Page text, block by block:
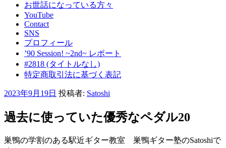
お世話になっている方々
YouTube
Contact
SNS
プロフィール
’90 Session! ~2nd~ レポート
#2818 (タイトルなし)
特定商取引法に基づく表記
投
日:
2023年9月19日 投稿者: Satoshi
過去に使っていた優秀なペダル20
巣鴨の学割のある駅近ギター教室 巣鴨ギター塾のSatoshiで